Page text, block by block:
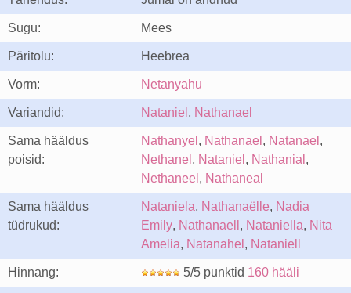
Sugu: Mees
Päritolu: Heebrea
Vorm: Netanyahu
Variandid: Nataniel , Nathanael
Sama hääldus
poisid:
Nathanyel , Nathanael , Natanael ,
Nethanel , Nataniel , Nathanial ,
Nethaneel , Nathaneal
Sama hääldus
tüdrukud:
Nataniela, Nathanaëlle, Nadia
Emily, Nathanaell , Nataniella, Nita
Amelia, Natanahel , Nataniell
Hinnang: 5/5 punktid 160 hääli